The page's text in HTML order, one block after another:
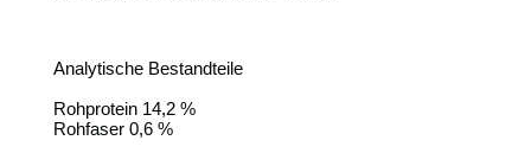
Analytische Bestandteile
Rohprotein 14,2 %
Rohfaser 0,6 %